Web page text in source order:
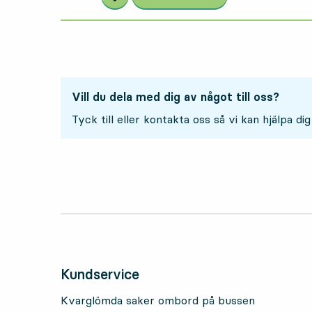
Vill du dela med dig av något till oss?
Tyck till eller kontakta oss så vi kan hjälpa
Kundservice
Kvarglömda saker ombord på bussen